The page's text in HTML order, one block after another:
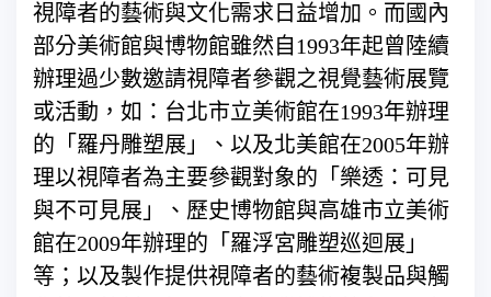
視障者的藝術與文化需求日益增加。而國內
部分美術館與博物館雖然自1993年起曾陸續
辦理過少數邀請視障者參觀之視覺藝術展覽
或活動，如：台北市立美術館在1993年辦理
的「羅丹雕塑展」、以及北美館在2005年辦
理以視障者為主要參觀對象的「樂透：可見
與不可見展」、歷史博物館與高雄市立美術
館在2009年辦理的「羅浮宮雕塑巡迴展」
等；以及製作提供視障者的藝術複製品與觸